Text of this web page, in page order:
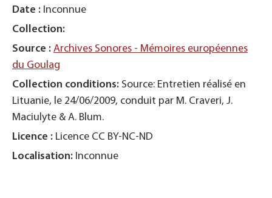
Date : Inconnue
Collection:
Source : Archives Sonores - Mémoires européennes
du Goulag
Collection conditions: Source: Entretien réalisé en
Lituanie, le 24/06/2009, conduit par M. Craveri, J.
Maciulyte & A. Blum.
Licence : Licence CC BY-NC-ND
Localisation: Inconnue